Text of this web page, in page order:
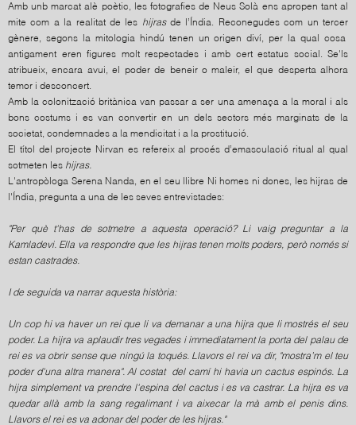
Amb unb marcat alè poètic, les fotografies de Neus Solà ens apropen tant al
mite com a la realitat de les hijrasde l’Índia. Reconegudes com un tercer
gènere, segons la mitologia hindú tenen un origen diví, per la qual cosa
antigament eren figures molt respectades i amb cert estatus social. Se'ls
atribueix, encara avui, el poder de beneir o maleir, el que desperta alhora
temor i desconcert.
Amb la colonització britànica van passar a ser una amenaça a la moral i als
bons costums i es van convertir en un dels sectors més marginats de la
societat, condemnades a la mendicitat i a la prostitució.
El títol del projecte Nirvan es refereix al procés d’emasculació ritual al qual
sotmeten les hijras.
L'antropòloga Serena Nanda, en el seu llibre Ni homes ni dones, les hijras de
l'Índia, pregunta a una de les seves entrevistades:
"Per què t'has de sotmetre a aquesta operació? Li vaig preguntar a la
Kamladevi. Ella va respondre que les hijras tenen molts poders, però només si
estan castrades.
I de seguida va narrar aquesta història:
Un cop hi va haver un rei que li va demanar a una hijra que li mostrés el seu
poder. La hijra va aplaudir tres vegades i immediatament la porta del palau de
rei es va obrir sense que ningú la toqués. Llavors el rei va dir, "mostra’m el teu
poder d'una altra manera". Al costat del camí hi havia un cactus espinós. La
hijra simplement va prendre l'espina del cactus i es va castrar. La hijra es va
quedar allà amb la sang regalimant i va aixecar la mà amb el penis dins.
Llavors el rei es va adonar del poder de les hijras."